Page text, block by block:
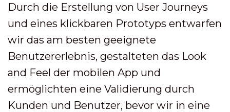
Durch die Erstellung von User Journeys
und eines klickbaren Prototyps entwarfen
wir das am besten geeignete
Benutzererlebnis, gestalteten das Look
and Feel der mobilen App und
ermöglichten eine Validierung durch
Kunden und Benutzer, bevor wir in eine